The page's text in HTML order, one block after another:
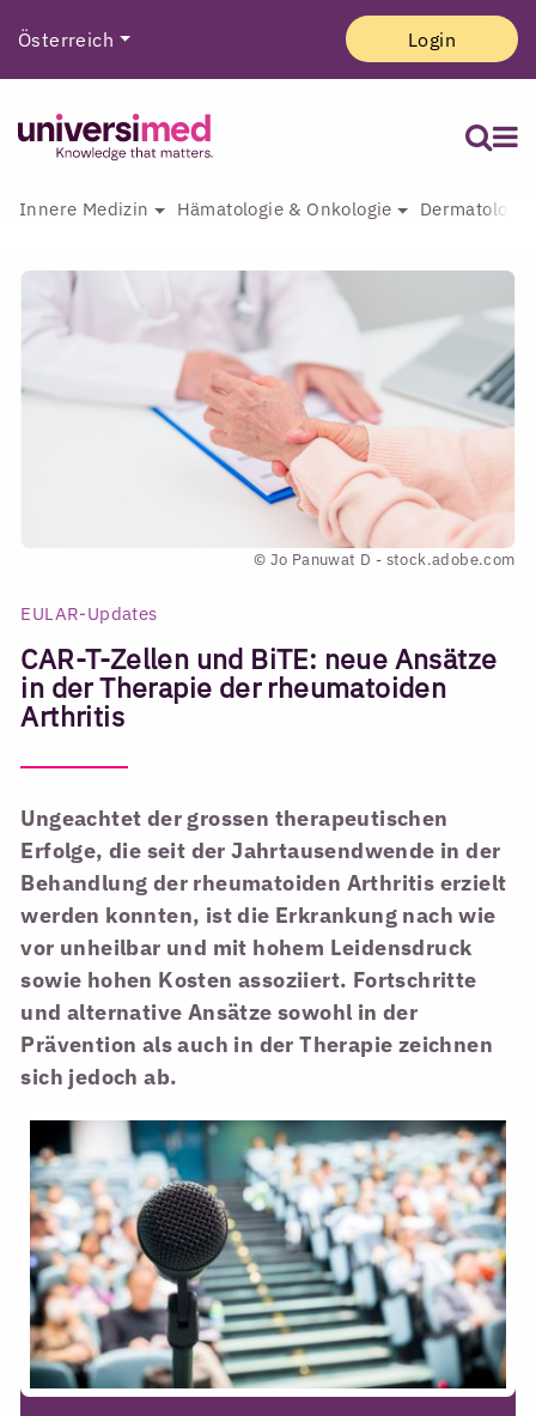
Österreich Login
Innere Medizin Hämatologie & Onkologie
© Jo Panuwat D - stock.adobe.com
EULAR-Updates
CAR-T-Zellen und BiTE: neue Ansätze
in der Therapie der rheumatoiden
Arthritis
Ungeachtet der grossen therapeutischen
Erfolge, die seit der Jahrtausendwende in der
Behandlung der rheumatoiden Arthritis erzielt
werden konnten, ist die Erkrankung nach wie
vor unheilbar und mit hohem Leidensdruck
sowie hohen Kosten assoziiert. Fortschritte
und alternative Ansätze sowohl in der
Prävention als auch in der Therapie zeichnen
sich jedoch ab.